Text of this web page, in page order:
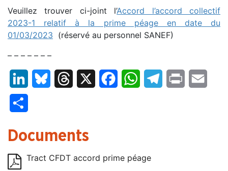
Veuillez trouver ci-joint l’Accord l’accord collectif
2023-1 relatif à la prime péage en date du
01/03/2023 (réservé au personnel SANEF)
– – – – – – –
LinkedInBluesky Threads FacebookWhatsAppTelegram
Print
Documents
Tract CFDT accord prime péage